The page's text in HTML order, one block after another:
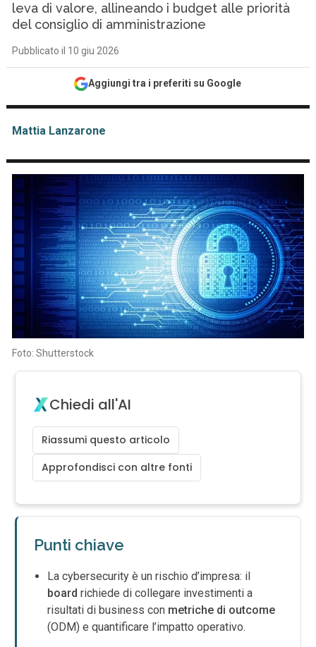
leva di valore, allineando i budget alle priorità
del consiglio di amministrazione
Pubblicato il 10 giu 2026
Aggiungi tra i preferiti su Google
Mattia Lanzarone
Foto: Shutterstock
Chiedi all'AI
Riassumi questo articolo
Approfondisci con altre fonti
Punti chiave
La cybersecurity è un rischio d’impresa: il
board richiede di collegare investimenti a
risultati di business con metriche di outcome
(ODM) e quantificare l’impatto operativo.